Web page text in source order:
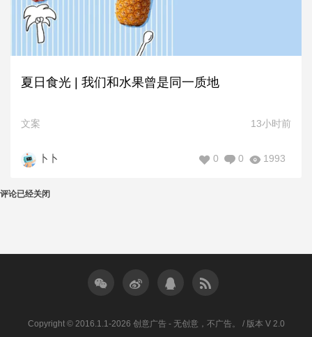
夏日食光 | 我们和水果曾是同一质地
文案 13小时前
卜卜 1993
0
0
评论已经关闭
Copyright © 2016.1.1-2026 创意广告 - 无创意，不广告。 / 版本 V 2.0